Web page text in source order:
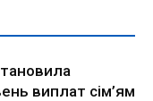
виплат сім’ям